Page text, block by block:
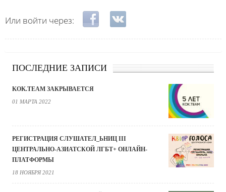
Или войти через: Login with Facebook
Login with ВКонтакте
ПОСЛЕДНИЕ ЗАПИСИ
KOK.TEAM ЗАКРЫВАЕТСЯ
01 МАРТА 2022
РЕГИСТРАЦИЯ СЛУШАТЕЛ_ЬНИЦ III
ЦЕНТРАЛЬНО-АЗИАТСКОЙ ЛГБТ+ ОНЛАЙН-
ПЛАТФОРМЫ
18 НОЯБРЯ 2021